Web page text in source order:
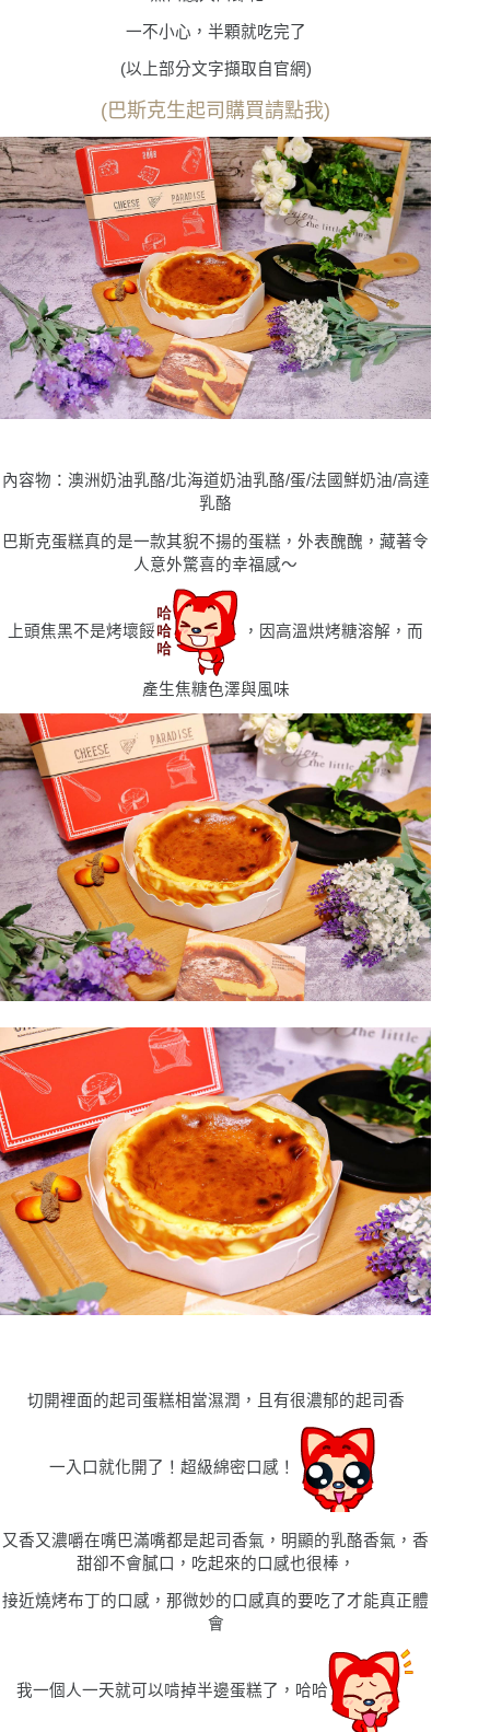
一不小心，半顆就吃完了
(以上部分文字擷取自官網)
(巴斯克生起司購買請點我)
內容物：澳洲奶油乳酪/北海道奶油乳酪/蛋/法國鮮奶油/高達
乳酪
巴斯克蛋糕真的是一款其貎不揚的蛋糕，外表醜醜，藏著令
人意外驚喜的幸福感〜
上頭焦黑不是烤壞餒 ，因高溫烘烤糖溶解，而
產生焦糖色澤與風味
切開裡面的起司蛋糕相當濕潤，且有很濃郁的起司香
一入口就化開了！超級綿密口感！
又香又濃嚼在嘴巴滿嘴都是起司香氣，明顯的乳酪香氣，香
甜卻不會膩口，吃起來的口感也很棒，
接近燒烤布丁的口感，那微妙的口感真的要吃了才能真正體
會
我一個人一天就可以啃掉半邊蛋糕了，哈哈